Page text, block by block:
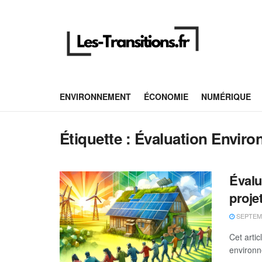
ENVIRONNEMENT ÉCONOMIE NUMÉRIQUE
Étiquette : Évaluation
Cet